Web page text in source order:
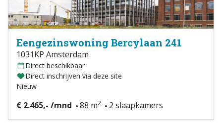
Eengezinswoning Bercylaan 241
1031KP Amsterdam
Direct beschikbaar
Direct inschrijven via deze site
Nieuw
€ 2.465,- /mnd 88 m2 2 slaapkamers